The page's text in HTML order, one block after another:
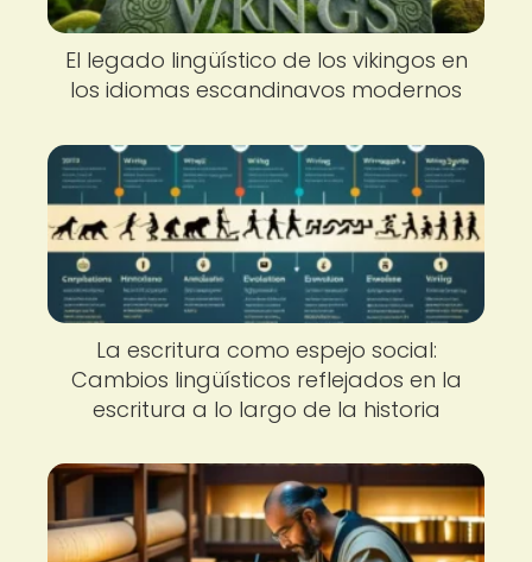
El legado lingüístico de los vikingos en
los idiomas escandinavos modernos
La escritura como espejo social:
Cambios lingüísticos reflejados en la
escritura a lo largo de la historia